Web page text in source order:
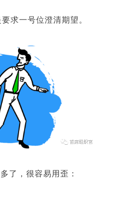
求一号位澄清期望。
了，很容易用歪：